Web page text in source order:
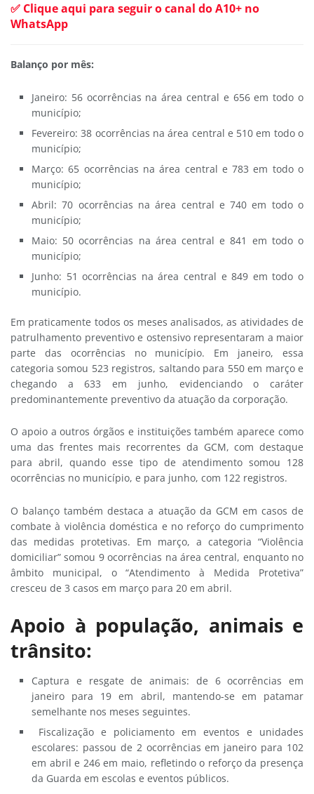
✅ Clique aqui para seguir o canal do A10+ no
WhatsApp
Balanço por mês:
Janeiro: 56 ocorrências na área central e 656 em todo o
município;
Fevereiro: 38 ocorrências na área central e 510 em todo o
município;
Março: 65 ocorrências na área central e 783 em todo o
município;
Abril: 70 ocorrências na área central e 740 em todo o
município;
Maio: 50 ocorrências na área central e 841 em todo o
município;
⁠Junho: 51 ocorrências na área central e 849 em todo o
município.
Em praticamente todos os meses analisados, as atividades de
patrulhamento preventivo e ostensivo representaram a maior
parte das ocorrências no município. Em janeiro, essa
categoria somou 523 registros, saltando para 550 em março e
chegando a 633 em junho, evidenciando o caráter
predominantemente preventivo da atuação da corporação.
O apoio a outros órgãos e instituições também aparece como
uma das frentes mais recorrentes da GCM, com destaque
para abril, quando esse tipo de atendimento somou 128
ocorrências no município, e para junho, com 122 registros.
O balanço também destaca a atuação da GCM em casos de
combate à violência doméstica e no reforço do cumprimento
das medidas protetivas. Em março, a categoria “Violência
domiciliar” somou 9 ocorrências na área central, enquanto no
âmbito municipal, o “Atendimento à Medida Protetiva”
cresceu de 3 casos em março para 20 em abril.
Apoio à população, animais e
trânsito:
Captura e resgate de animais: de 6 ocorrências em
janeiro para 19 em abril, mantendo-se em patamar
semelhante nos meses seguintes.
Fiscalização e policiamento em eventos e unidades
escolares: passou de 2 ocorrências em janeiro para 102
em abril e 246 em maio, refletindo o reforço da presença
da Guarda em escolas e eventos públicos.